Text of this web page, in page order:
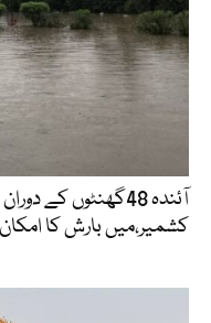
آئندہ 48گھنٹوں کے
کشمیر،میں بارش کا